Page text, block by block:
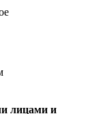
лицами и